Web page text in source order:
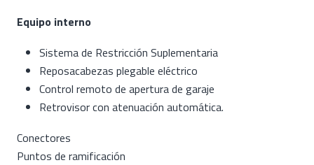
Equipo interno
Sistema de Restricción Suplementaria
Reposacabezas plegable eléctrico
Control remoto de apertura de garaje
Retrovisor con atenuación automática.
Conectores
Puntos de ramificación